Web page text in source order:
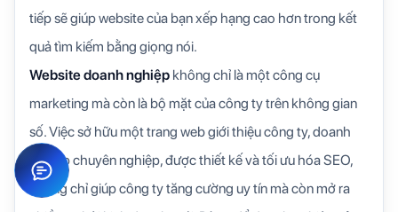
tiếp sẽ giúp website của bạn xếp hạng cao hơn trong kết
quả tìm kiếm bằng giọng nói.
Website doanh nghiệp không chỉ là một công cụ
marketing mà còn là bộ mặt của công ty trên không gian
số. Việc sở hữu một trang web giới thiệu công ty, doanh
nghiệp chuyên nghiệp, được thiết kế và tối ưu hóa SEO,
không chỉ giúp công ty tăng cường uy tín mà còn mở ra